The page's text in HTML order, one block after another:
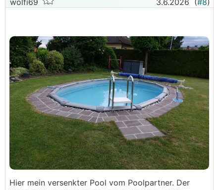
wolfi69 3.6.2026 (#8)
Hier mein versenkter Pool vom Poolpartner. Der